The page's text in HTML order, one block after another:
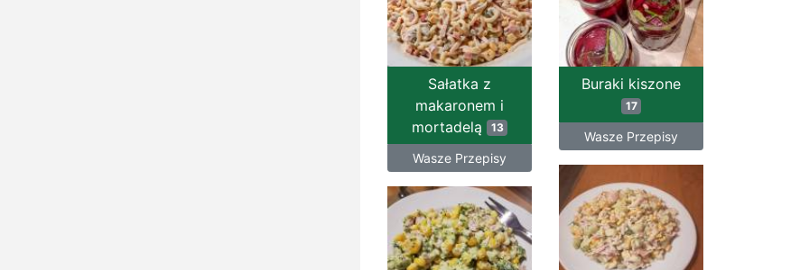
Sałatka z
makaronem i
mortadelą
13
Wasze Przepisy
Buraki kiszone
17
Wasze Przepisy